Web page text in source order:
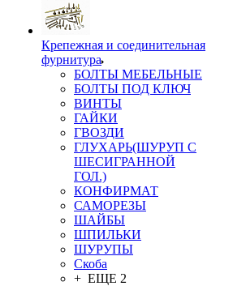
Крепежная и соединительная
фурнитура
БОЛТЫ МЕБЕЛЬНЫЕ
БОЛТЫ ПОД КЛЮЧ
ВИНТЫ
ГАЙКИ
ГВОЗДИ
ГЛУХАРЬ(ШУРУП С
ШЕСИГРАННОЙ
ГОЛ.)
КОНФИРМАТ
САМОРЕЗЫ
ШАЙБЫ
ШПИЛЬКИ
ШУРУПЫ
Скоба
+ ЕЩЕ 2